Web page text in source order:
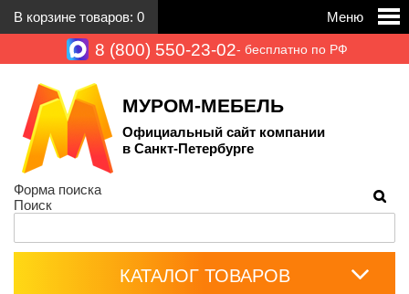
В корзине товаров: 0 Меню
8 (800) 550-23-02- бесплатно по РФ
МУРОМ-МЕБЕЛЬ
Официальный сайт компании
в Санкт-Петербурге
Форма поиска
Поиск
КАТАЛОГ ТОВАРОВ